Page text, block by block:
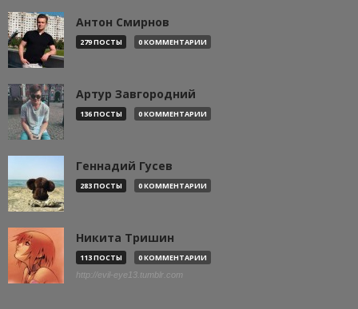
Антон Смирнов
279 ПОСТЫ 0 КОММЕНТАРИИ
Артур Завгородний
136 ПОСТЫ 0 КОММЕНТАРИИ
Геннадий Гусев
283 ПОСТЫ 0 КОММЕНТАРИИ
Никита Тришин
113 ПОСТЫ 0 КОММЕНТАРИИ
http://evil-eye13.tumblr.com